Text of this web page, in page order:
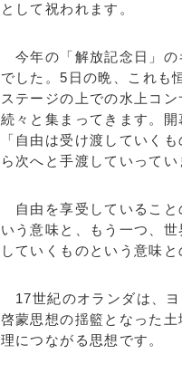
として祝われます。
今年の「解放記念日」の
でした。5日の晩、これも
ステージの上での水上コ
続々と集まってきます。
「自由は受け渡していく
ら次へと手渡していってい
自由を享受していること
いう意味と、もう一つ、
していくものという意味
17世紀のオランダは、ヨ
啓蒙思想の揺籃となった
理につながる思想です。